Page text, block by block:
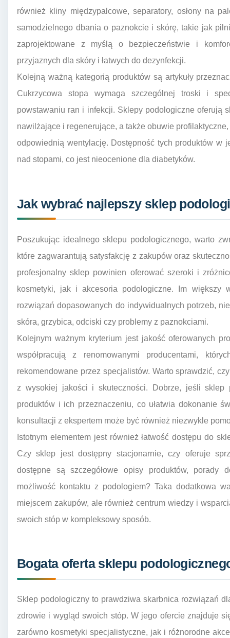
również kliny międzypalcowe, separatory, osłony na
samodzielnego dbania o paznokcie i skórę, takie jak
zaprojektowane z myślą o bezpieczeństwie i
przyjaznych dla skóry i łatwych do dezynfekcji.
Kolejną ważną kategorią produktów są artykuły
Cukrzycowa stopa wymaga szczególnej troski i
powstawaniu ran i infekcji. Sklepy podologiczne oferują
nawilżające i regenerujące, a także obuwie
odpowiednią wentylację. Dostępność tych produktów w
nad stopami, co jest nieocenione dla diabetyków.
Jak wybrać najlepszy sklep
Poszukując idealnego sklepu podologicznego, warto
które zagwarantują satysfakcję z zakupów oraz
profesjonalny sklep powinien oferować szeroki i
kosmetyki, jak i akcesoria podologiczne. Im większy
rozwiązań dopasowanych do indywidualnych potrzeb,
skóra, grzybica, odciski czy problemy z paznokciami.
Kolejnym ważnym kryterium jest jakość oferowanych
współpracują z renomowanymi producentami,
rekomendowane przez specjalistów. Warto sprawdzić,
z wysokiej jakości i skuteczności. Dobrze, jeśli sklep
produktów i ich przeznaczeniu, co ułatwia dokonanie
konsultacji z ekspertem może być również niezwykle
Istotnym elementem jest również łatwość dostępu do
Czy sklep jest dostępny stacjonarnie, czy oferuje
dostępne są szczegółowe opisy produktów, porady
możliwość kontaktu z podologiem? Taka dodatkowa
miejscem zakupów, ale również centrum wiedzy i
swoich stóp w kompleksowy sposób.
Bogata oferta sklepu
Sklep podologiczny to prawdziwa skarbnica rozwiązań
zdrowie i wygląd swoich stóp. W jego ofercie znajduje
zarówno kosmetyki specjalistyczne, jak i różnorodne